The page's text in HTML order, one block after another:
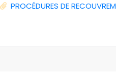
PROCÉDURES DE